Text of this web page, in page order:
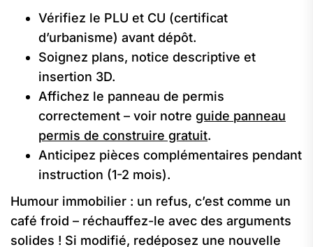
Vérifiez le PLU et CU (certificat
d’urbanisme) avant dépôt.
Soignez plans, notice descriptive et
insertion 3D.
Affichez le panneau de permis
correctement – voir notre guide panneau
permis de construire gratuit.
Anticipez pièces complémentaires pendant
instruction (1-2 mois).
Humour immobilier : un refus, c’est comme un
café froid – réchauffez-le avec des arguments
solides ! Si modifié, redéposez une nouvelle